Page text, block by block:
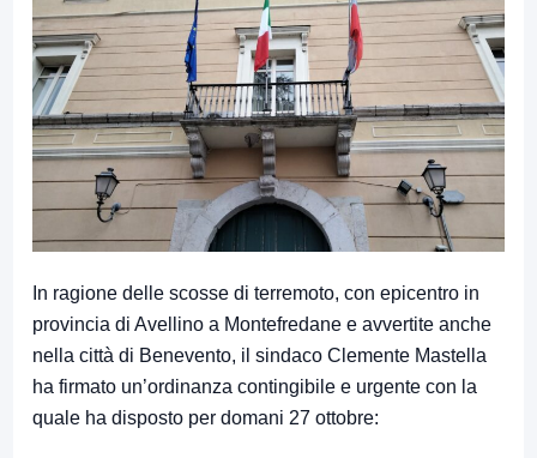
In ragione delle scosse di terremoto, con epicentro in
provincia di Avellino a Montefredane e avvertite anche
nella città di Benevento, il sindaco Clemente Mastella
ha firmato un’ordinanza contingibile e urgente con la
quale ha disposto per domani 27 ottobre: